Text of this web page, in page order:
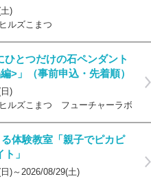
)
ルズこまつ
ひとつだけの石ペンダント
>」（事前申込・先着順）
)
ルズこまつ フューチャーラボ
体験教室「親子でピカピ
」
)～2026/08/29(土)